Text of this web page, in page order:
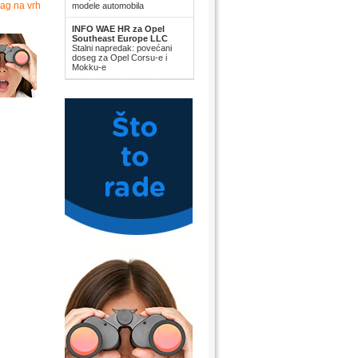
na vrh
modele automobila
INFO WAE HR za Opel
Southeast Europe LLC
Stalni napredak: povećani
doseg za Opel Corsu-e i
Mokku-e